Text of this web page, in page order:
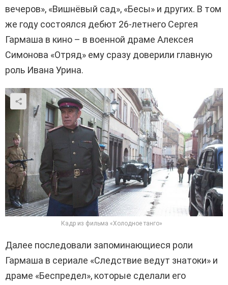
вечеров», «Вишнёвый сад», «Бесы» и других. В том
же году состоялся дебют 26-летнего Сергея
Гармаша в кино – в военной драме Алексея
Симонова «Отряд» ему сразу доверили главную
роль Ивана Урина.
Кадр из фильма «Холодное танго»
Далее последовали запоминающиеся роли
Гармаша в сериале «Следствие ведут знатоки» и
драме «Беспредел», которые сделали его